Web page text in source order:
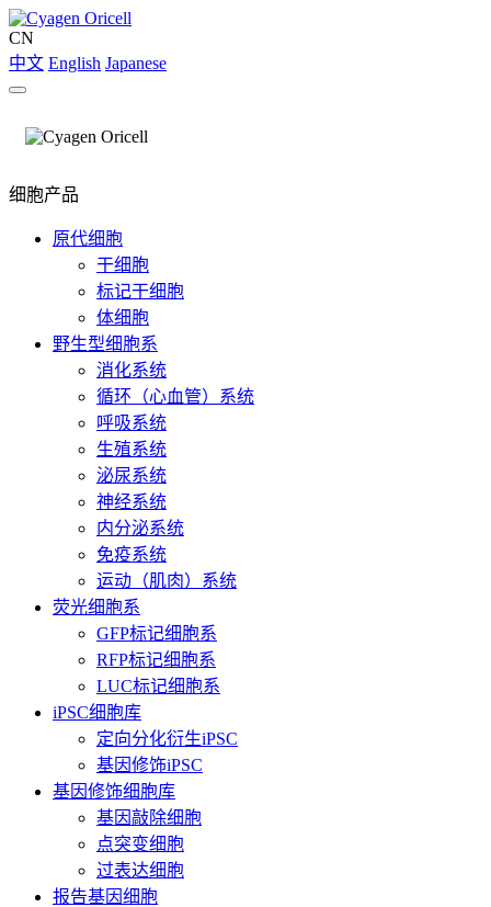
CN
中文 English Japanese
细胞产品
原代细胞
干细胞
标记干细胞
体细胞
野生型细胞系
消化系统
循环（心血管）系统
呼吸系统
生殖系统
泌尿系统
神经系统
内分泌系统
免疫系统
运动（肌肉）系统
荧光细胞系
GFP标记细胞系
RFP标记细胞系
LUC标记细胞系
iPSC细胞库
定向分化衍生iPSC
基因修饰iPSC
基因修饰细胞库
基因敲除细胞
点突变细胞
过表达细胞
报告基因细胞